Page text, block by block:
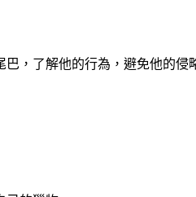
，了解他的行為，避免他的侵